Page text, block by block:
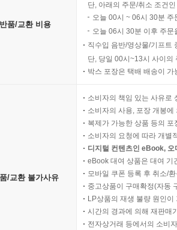
반품/교환 비용
단, 아래의 주문/취소 조건
오늘 00시 ~ 06시 30분
오늘 06시 30분 이후 주
직수입 음반/영상물/기프트
단, 당일 00시~13시 사이의
박스 포장은 택배 배송이
/교환 불가사유
소비자의 책임 있는 사유로
소비자의 사용, 포장 개봉
복제가 가능한 상품 등의
소비자의 요청에 따라 개별
디지털 컨텐츠인 eBook,
eBook 대여 상품은 대여 기
모바일 쿠폰 등록 후 취소/
중고상품이 구매확정(자동
LP상품의 재생 불량 원인
시간의 경과에 의해 재판매
전자상거래 등에서의 소비